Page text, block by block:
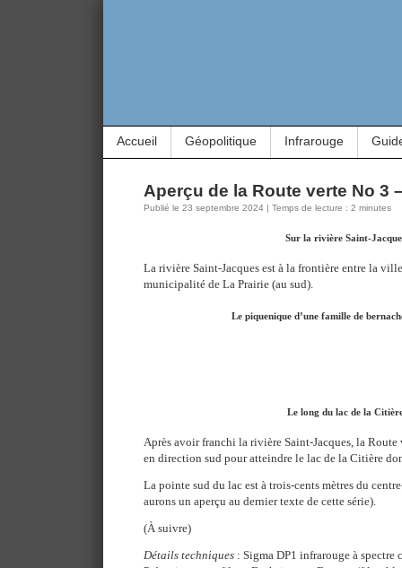
Accueil Géopolitique Infrarouge
Aperçu de la Route verte No 3
Publié le 23 septembre 2024 | Temps de lecture : 2 minutes
Sur la rivière Saint-
La rivière Saint-Jacques est à la frontière entre la
municipalité de La Prairie (au sud).
Le piquenique d’une famille de
Le long du lac de la
Après avoir franchi la rivière Saint-Jacques, la
en direction sud pour atteindre le lac de la Citière
La pointe sud du lac est à trois-cents mètres du
aurons un aperçu au dernier texte de cette série).
(À suivre)
Détails techniques : Sigma DP1 infrarouge à spectre